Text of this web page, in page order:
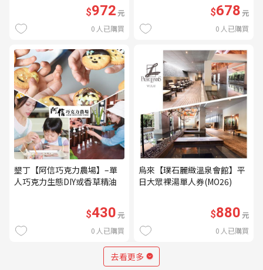
$972元
0 人已購買
$678元
0 人已購買
墾丁【阿信巧克力農場】–單
人巧克力生態DIY或香草精油
$430元
0 人已購買
烏來【璞石麗緻溫泉會館】平
日大眾裸湯單人券(MO26)
$880元
0 人已購買
去看更多